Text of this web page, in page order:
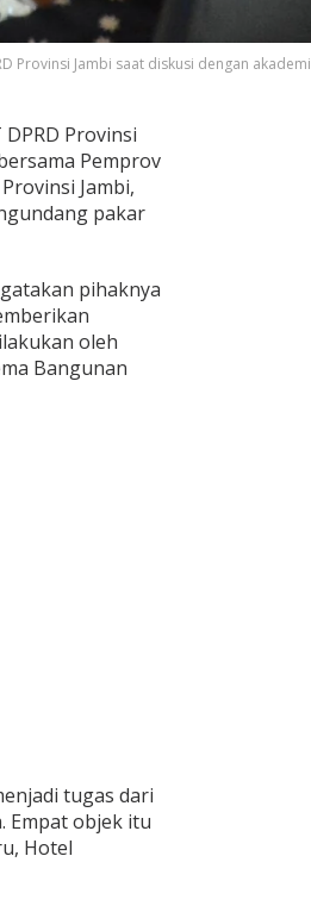
Provinsi Jambi saat diskusi dengan
Provinsi
Pemprov
Jambi,
pakar
pihaknya
oleh
Bangunan
tugas dari
Empat objek itu
Hotel